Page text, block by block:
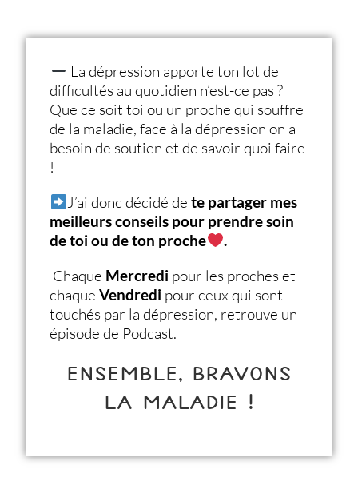
La dépression apporte ton lot de
difficultés au quotidien n’est-ce pas ?
Que ce soit toi ou un proche qui souffre
de la maladie, face à la dépression on a
besoin de soutien et de savoir quoi faire
!
J’ai donc décidé de te partager mes
meilleurs conseils pour prendre soin
de toi ou de ton proche
.
Chaque Mercredi pour les proches et
chaqueVendredi pour ceux qui sont
touchés par la dépression, retrouve un
épisode de Podcast.
ENSEMBLE, BRAVONS
LA MALADIE !